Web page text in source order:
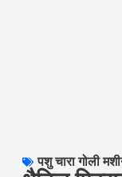
पशु चारा गोली